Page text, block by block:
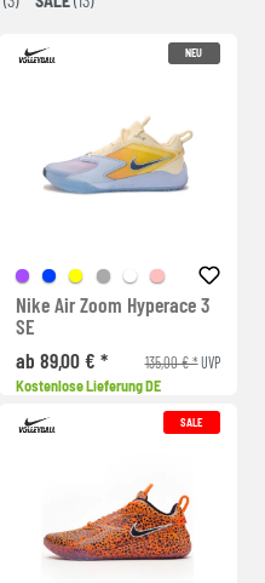
NEU
Nike Air Zoom Hyperace 3
SE
ab 89,00 € *
135,00 € *UVP
Kostenlose Lieferung DE
SALE